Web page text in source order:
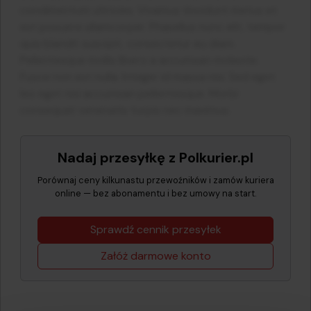
Nadaj przesyłkę z Polkurier.pl
Porównaj ceny kilkunastu przewoźników i zamów kuriera
online — bez abonamentu i bez umowy na start.
Sprawdź cennik przesyłek
Załóż darmowe konto